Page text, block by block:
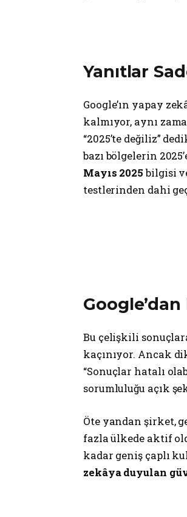
Yanıtlar
Google’ın yapay
kalmıyor, aynı
“2025’te değiliz”
bazı bölgelerin
Mayıs 2025bilgisi
testlerinden dahi
Bu çelişkili
kaçınıyor. Ancak
“Sonuçlar hatalı
sorumluluğu açık
Öte yandan şirket,
fazla ülkede aktif
kadar geniş çaplı
zekâya duyulan